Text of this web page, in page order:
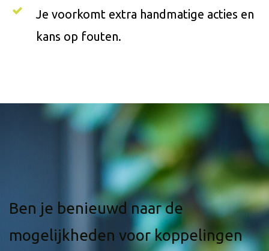
Je voorkomt extra handmatige acties en
kans op fouten.
Ben je benieuwd naar de
mogelijkheden voor koppelingen